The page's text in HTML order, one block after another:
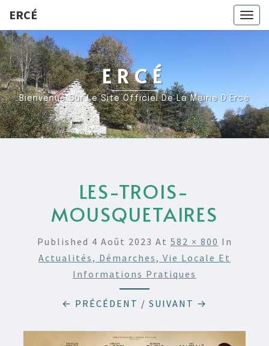
ERCÉ
ERCÉ
Bienvenue Sur Le Site Officiel De La Mairie D’Ercé
LES-TROIS-
MOUSQUETAIRES
Published 4 Août 2023 At 582 × 800 In
Actualités, Démarches, Vie Locale Et
Informations Pratiques
← PRÉCÉDENT / SUIVANT →